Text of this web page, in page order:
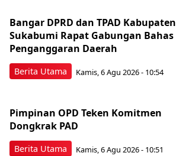
Berita Utama
Bangar DPRD dan TPAD Kabupaten
Sukabumi Rapat Gabungan Bahas
Penganggaran Daerah
Kamis, 6 Agu 2026 - 10:54
Berita Utama
Pimpinan OPD Teken Komitmen
Dongkrak PAD
Kamis, 6 Agu 2026 - 10:51